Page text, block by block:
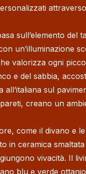
sull’elemento del
un’illuminazione
valorizza ogni
e del sabbia,
all’italiana sul
creano un
come il divano e
in ceramica
vivacità. Il
blu e verde